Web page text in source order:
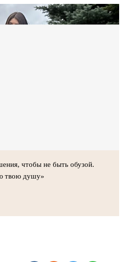
чтобы не быть обузой.
твою душу»